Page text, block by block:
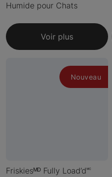
Humide pour Chats
Voir plus
Nouveau
Friskiesᴹᴰ Fully Load’d🅪